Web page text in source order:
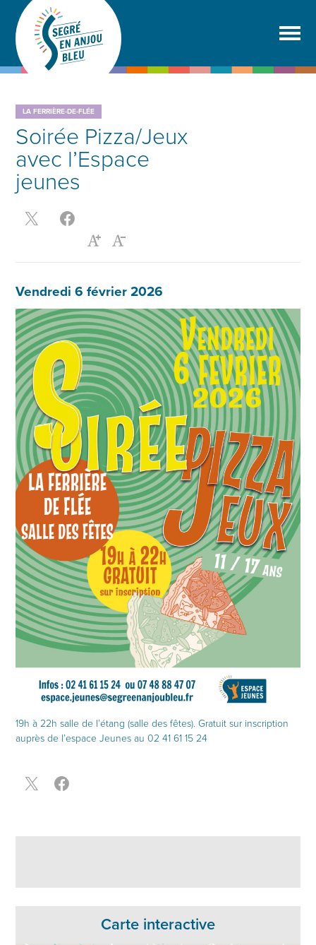
LA FERRIÈRE-DE-FLÉE
Soirée Pizza/Jeux
avec l’Espace
jeunes
Vendredi 6 février 2026
19h à 22h salle de l’étang (salle des fêtes). Gratuit sur inscription
auprès de l’espace Jeunes au 02 41 61 15 24
Carte interactive